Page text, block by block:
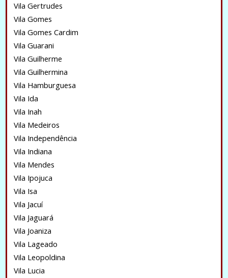
Vila Gertrudes
Vila Gomes
Vila Gomes Cardim
Vila Guarani
Vila Guilherme
Vila Guilhermina
Vila Hamburguesa
Vila Ida
Vila Inah
Vila Medeiros
Vila Independência
Vila Indiana
Vila Mendes
Vila Ipojuca
Vila Isa
Vila Jacuí
Vila Jaguará
Vila Joaniza
Vila Lageado
Vila Leopoldina
Vila Lucia